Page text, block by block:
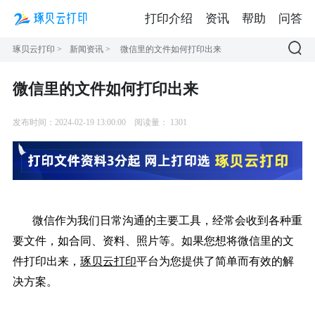
琢贝云打印 > 新闻资讯 > 微信里的文件如何打印出来
微信里的文件如何打印出来
发布时间：2024-02-19 13:00:00 阅读量： 1301
微信作为我们日常沟通的主要工具，经常会收到各种重
要文件，如合同、资料、照片等。如果您想将微信里的文
件打印出来， 琢贝云打印平台为您提供了简单而有效的解
决方案。
打印介绍 资讯 帮助 问答